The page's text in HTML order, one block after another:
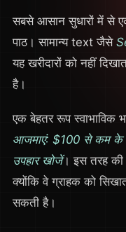
सबसे आसान सुधारों में से
पाठ। सामान्य text जैसे
यह खरीदारों को नहीं
है।
एक बेहतर रूप स्वाभाविक
आजमाएं: $100 से कम के
उपहार खोजें। इस तरह की
क्योंकि वे ग्राहक को
सकती है।